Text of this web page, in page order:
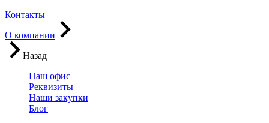
Контакты
О компании
Назад
Наш офис
Реквизиты
Наши закупки
Блог